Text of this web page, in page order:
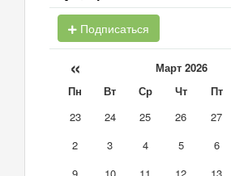
Подписаться
« Март 2026
Пн Вт Ср Чт Пт
23
24 25 26 27
2
3 4 5 6